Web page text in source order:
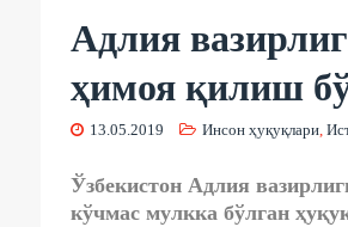
Адлия
ҳимоя қилиш
13.05.2019 Инсон ҳуқуқлари,
Ўзбекистон Адлия
кўчмас мулкка бўлган